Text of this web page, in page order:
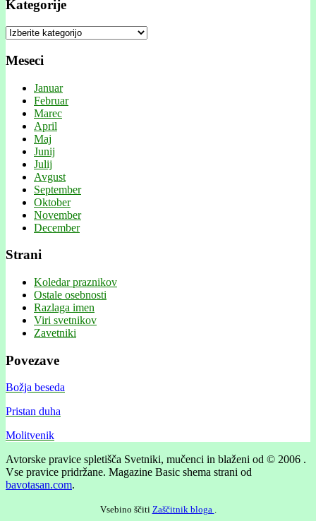
Kategorije
Kategorije
Meseci
Januar
Februar
Marec
April
Maj
Junij
Julij
Avgust
September
Oktober
November
December
Strani
Koledar praznikov
Ostale osebnosti
Razlaga imen
Viri svetnikov
Zavetniki
Povezave
Božja beseda
Pristan duha
Molitvenik
Avtorske pravice spletišča Svetniki, mučenci in blaženi od © 2006 .
Vse pravice pridržane. Magazine Basic shema strani od
bavotasan.com.
Vsebino ščiti Zaščitnik bloga .